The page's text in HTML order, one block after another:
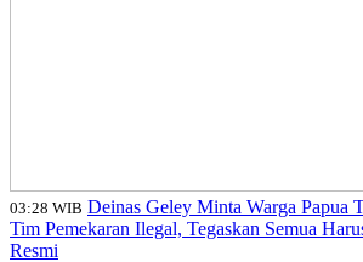
03:28 WIB Deinas Geley Minta Warga Papua
Tim Pemekaran Ilegal, Tegaskan Semua
Resmi